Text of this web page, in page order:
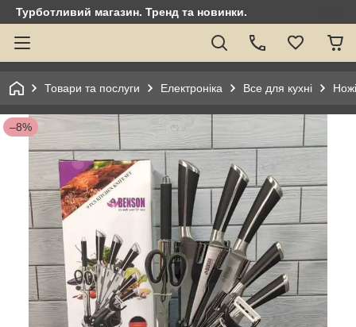
Турботливий магазин. Тренд та новинки.
Товари та послуги Електроніка Все для кухні Ножі
–8%